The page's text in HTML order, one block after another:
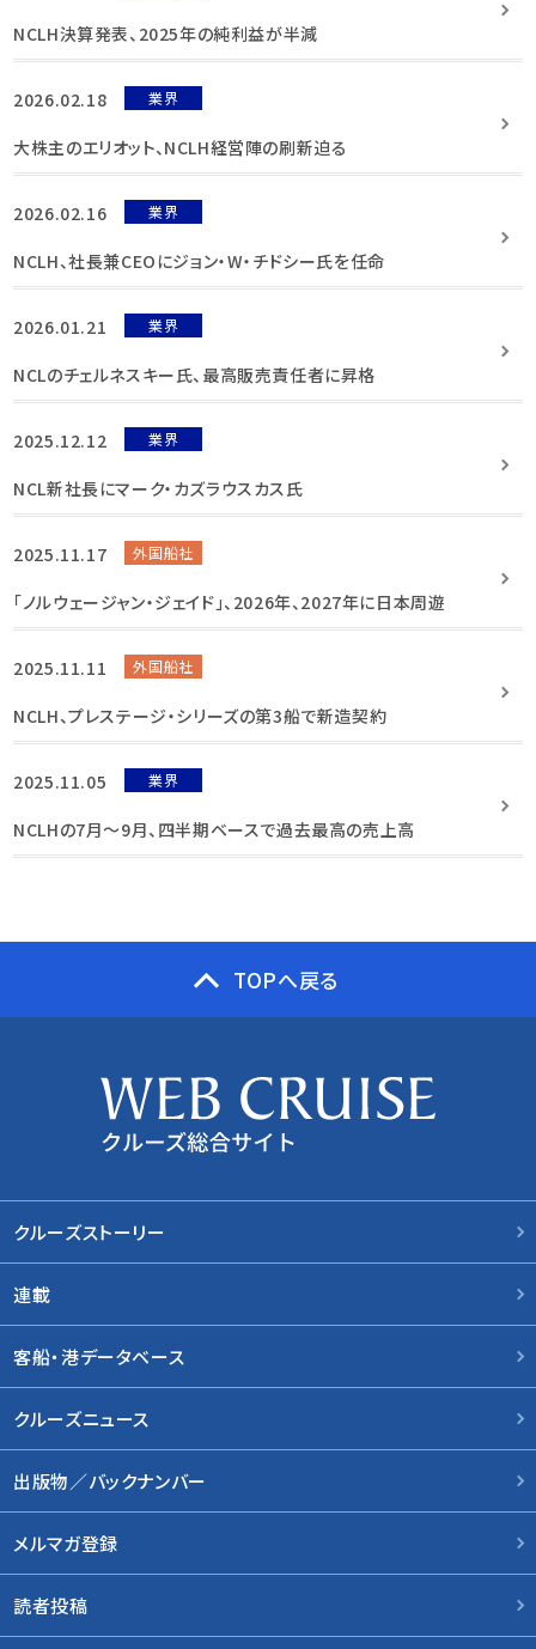
NCLH決算発表、2025年の純利益が半減
2026.02.18 業界
大株主のエリオット、NCLH経営陣の刷新迫る
2026.02.16 業界
NCLH、社長兼CEOにジョン・W・チドシー氏を任命
2026.01.21 業界
NCLのチェルネスキー氏、最高販売責任者に昇格
2025.12.12 業界
NCL新社長にマーク・カズラウスカス氏
2025.11.17 外国船社
「ノルウェージャン・ジェイド」、2026年、2027年に日本周遊
2025.11.11 外国船社
NCLH、プレステージ・シリーズの第3船で新造契約
2025.11.05 業界
NCLHの7月〜9月、四半期ベースで過去最高の売上高
TOPへ戻る
クルーズストーリー
連載
客船・港データベース
クルーズニュース
出版物／バックナンバー
メルマガ登録
読者投稿